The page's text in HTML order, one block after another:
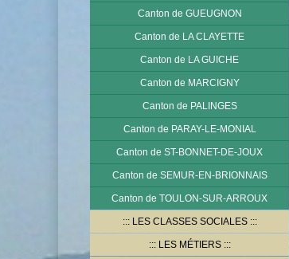
Canton de GUEUGNON
Canton de LA CLAYETTE
Canton de LA GUICHE
Canton de MARCIGNY
Canton de PALINGES
Canton de PARAY-LE-MONIAL
Canton de ST-BONNET-DE-JOUX
Canton de SEMUR-EN-BRIONNAIS
Canton de TOULON-SUR-ARROUX
LES CLASSES SOCIALES
LES MÉTIERS